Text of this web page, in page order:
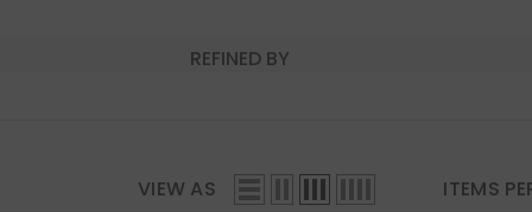
REFINED BY
VIEW AS ITEMS